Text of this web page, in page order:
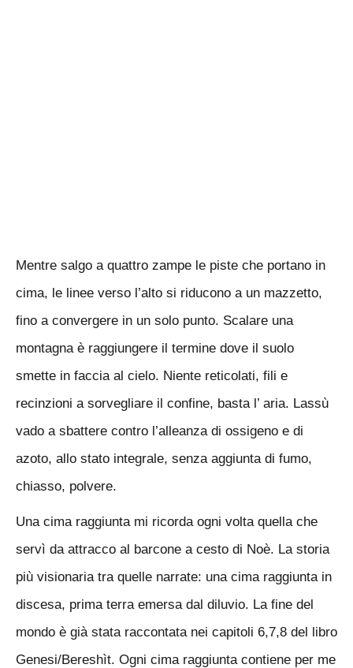
Mentre salgo a quattro zampe le piste che portano in
cima, le linee verso l’alto si riducono a un mazzetto,
fino a convergere in un solo punto. Scalare una
montagna è raggiungere il termine dove il suolo
smette in faccia al cielo. Niente reticolati, fili e
recinzioni a sorvegliare il confine, basta l’ aria. Lassù
vado a sbattere contro l’alleanza di ossigeno e di
azoto, allo stato integrale, senza aggiunta di fumo,
chiasso, polvere.
Una cima raggiunta mi ricorda ogni volta quella che
servì da attracco al barcone a cesto di Noè. La storia
più visionaria tra quelle narrate: una cima raggiunta in
discesa, prima terra emersa dal diluvio. La fine del
mondo è già stata raccontata nei capitoli 6,7,8 del libro
Genesi/Bereshìt. Ogni cima raggiunta contiene per me